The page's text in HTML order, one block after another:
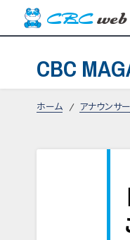
CBC
ホーム アナウンサー